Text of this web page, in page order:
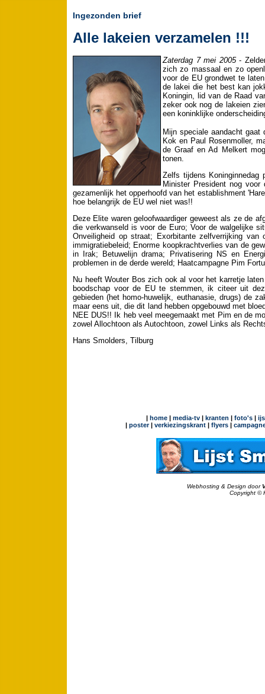
Ingezonden brief
Alle lakeien verzamelen !!!
Zaterdag 7 mei 2005-
zich zo massaal en zo
voor de EU grondwet te
de lakei die het best kan
Koningin, lid van de Raad
zeker ook nog de lakeien
een koninklijke
Mijn speciale aandacht
Kok en Paul Rosenmoller,
de Graaf en Ad Melkert
tonen.
Zelfs tijdens
Minister President nog
gezamenlijk het opperhoofd van het establishment
hoe belangrijk de EU wel niet was!!
Deze Elite waren geloofwaardiger geweest als ze de
die verkwanseld is voor de Euro; Voor de walgelijke
Onveiligheid op straat; Exorbitante zelfverrijking
immigratiebeleid; Enorme koopkrachtverlies van de
in Irak; Betuwelijn drama; Privatisering NS en
problemen in de derde wereld; Haatcampagne Pim
Nu heeft Wouter Bos zich ook al voor het karretje
boodschap voor de EU te stemmen, ik citeer uit
gebieden (het homo-huwelijk, euthanasie, drugs) de
maar eens uit, die dit land hebben opgebouwd met
NEE DUS!! Ik heb veel meegemaakt met Pim en de
zowel Allochtoon als Autochtoon, zowel Links als
Hans Smolders, Tilburg
| home| media-tv| kranten | foto's|
| poster| verkiezingskrant | flyers |
Webhosting & Design door
Copyright ©